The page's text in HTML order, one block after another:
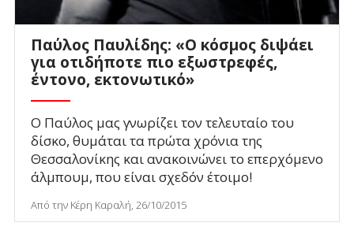
Παύλος Παυλίδης: «Ο κόσμος διψάει
για οτιδήποτε πιο εξωστρεφές,
έντονο, εκτονωτικό»
Ο Παύλος μας γνωρίζει τον τελευταίο του
δίσκο, θυμάται τα πρώτα χρόνια της
Θεσσαλονίκης και ανακοινώνει το επερχόμενο
άλμπουμ, που είναι σχεδόν έτοιμο!
Από την Κέρη Καραλή, 26/10/2015